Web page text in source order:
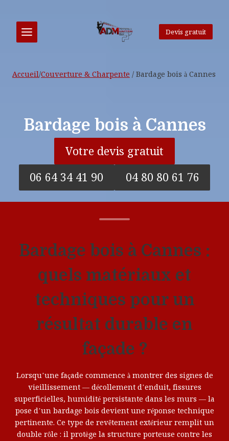
contenu
Devis gratuit
Accueil/Couverture & Charpente / Bardage bois à Cannes
Bardage bois à Cannes
Votre devis gratuit
06 64 34 41 90
04 80 80 61 76
Bardage bois à Cannes :
quels matériaux et
techniques pour un
résultat durable en
façade ?
Lorsqu’une façade commence à montrer des signes de
vieillissement — décollement d’enduit, fissures
superficielles, humidité persistante dans les murs — la
pose d’un bardage bois devient une réponse technique
pertinente. Ce type de revêtement extérieur remplit un
double rôle : il protège la structure porteuse contre les